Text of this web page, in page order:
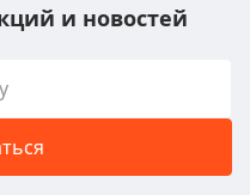
и новостей